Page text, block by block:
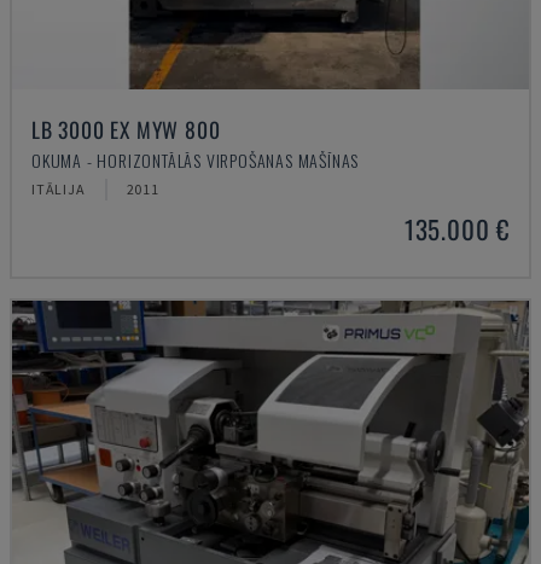
LB 3000 EX MYW 800
OKUMA - HORIZONTĀLĀS VIRPOŠANAS MAŠĪNAS
ITĀLIJA 2011
135.000 €